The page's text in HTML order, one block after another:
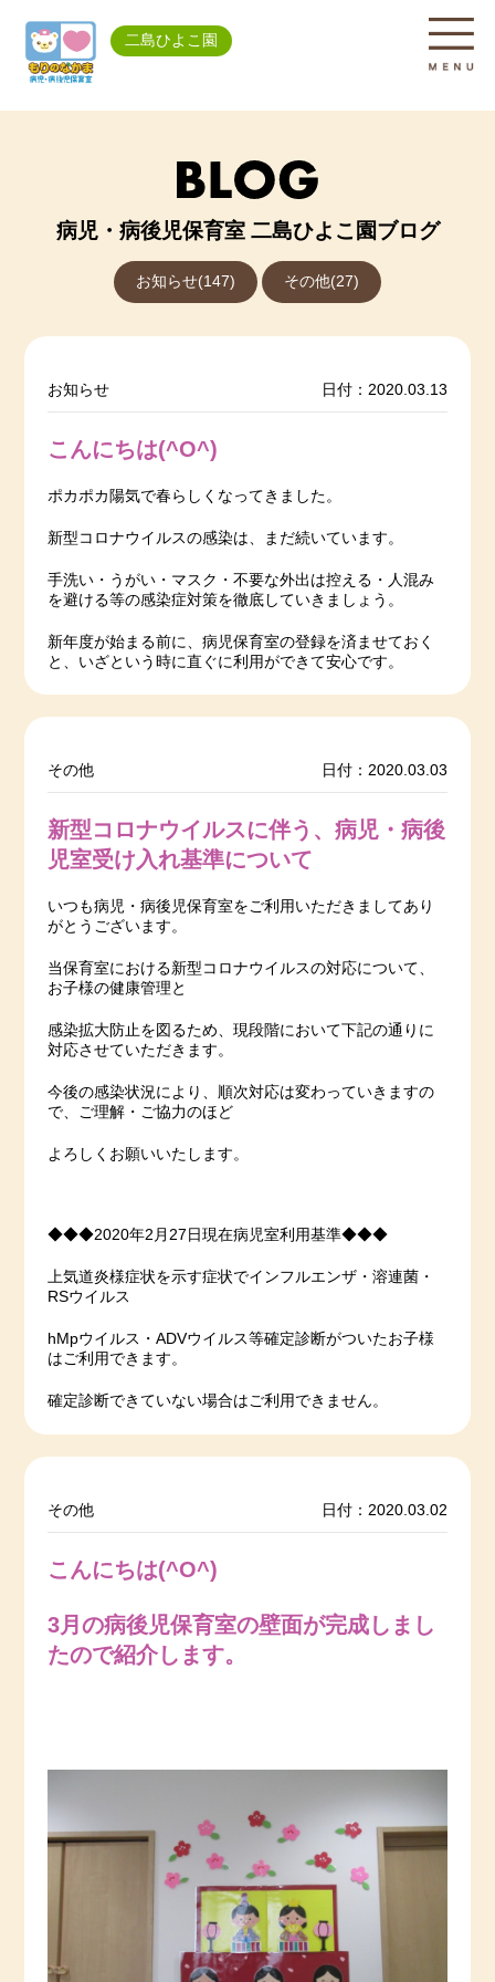
二島ひよこ園
病児・病後児保育室 二島ひよこ園ブログ
お知らせ(147) その他(27)
お知らせ 日付：2020.03.13
こんにちは(^O^)
ポカポカ陽気で春らしくなってきました。
新型コロナウイルスの感染は、まだ続いています。
手洗い・うがい・マスク・不要な外出は控える・人混み
を避ける等の感染症対策を徹底していきましょう。
新年度が始まる前に、病児保育室の登録を済ませておく
と、いざという時に直ぐに利用ができて安心です。
その他 日付：2020.03.03
新型コロナウイルスに伴う、病児・病後
児室受け入れ基準について
いつも病児・病後児保育室をご利用いただきましてあり
がとうございます。
当保育室における新型コロナウイルスの対応について、
お子様の健康管理と
感染拡大防止を図るため、現段階において下記の通りに
対応させていただきます。
今後の感染状況により、順次対応は変わっていきますの
で、ご理解・ご協力のほど
よろしくお願いいたします。
◆◆◆2020年2月27日現在病児室利用基準◆◆◆
上気道炎様症状を示す症状でインフルエンザ・溶連菌・
RSウイルス
hMpウイルス・ADVウイルス等確定診断がついたお子様
はご利用できます。
確定診断できていない場合はご利用できません。
その他 日付：2020.03.02
こんにちは(^O^)
3月の病後児保育室の壁面が完成しまし
たので紹介します。